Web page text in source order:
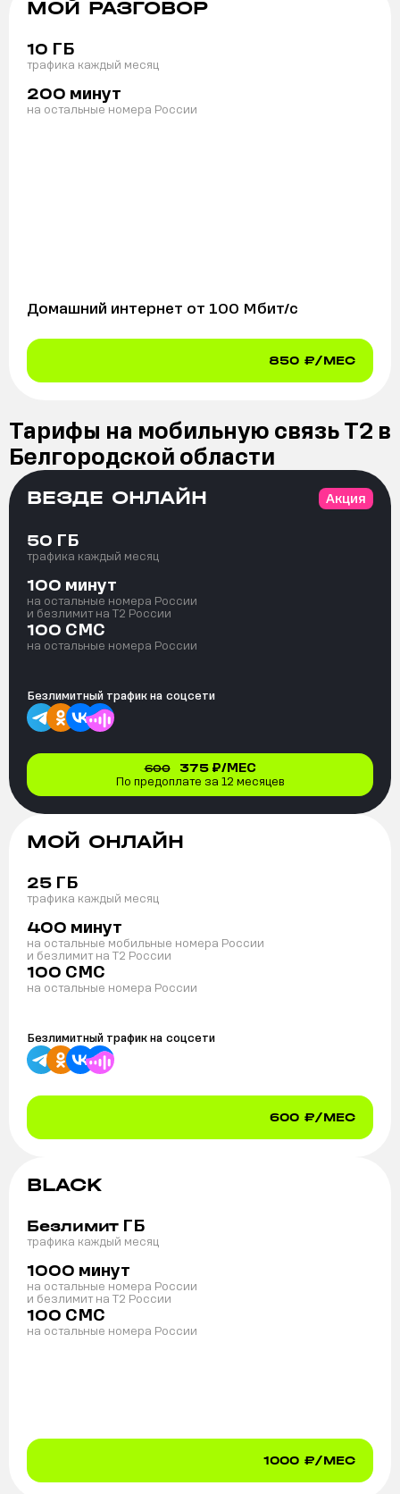
МОЙ РАЗГОВОР
10 ГБ
трафика каждый месяц
200 минут
на остальные номера России
Домашний интернет от 100 Мбит/с
850 ₽/МЕС
Тарифы на мобильную связь Т2 в
Белгородской области
ВЕЗДЕ ОНЛАЙН Акция
50 ГБ
трафика каждый месяц
100 минут
на остальные номера России
и безлимит на T2 России
100 СМС
на остальные номера России
Безлимитный трафик на соцсети
600 375₽/МЕС
По предоплате за 12 месяцев
МОЙ ОНЛАЙН
25 ГБ
трафика каждый месяц
400 минут
на остальные мобильные номера России
и безлимит на T2 России
100 СМС
на остальные номера России
Безлимитный трафик на соцсети
600 ₽/МЕС
BLACK
Безлимит ГБ
трафика каждый месяц
1000 минут
на остальные номера России
и безлимит на T2 России
100 СМС
на остальные номера России
1000 ₽/МЕС